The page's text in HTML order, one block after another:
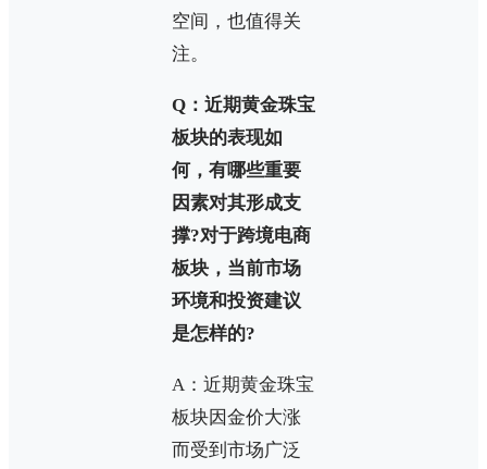
空间，也值得关
注。
Q：近期黄金珠宝
板块的表现如
何，有哪些重要
因素对其形成支
撑?对于跨境电商
板块，当前市场
环境和投资建议
是怎样的?
A：近期黄金珠宝
板块因金价大涨
而受到市场广泛